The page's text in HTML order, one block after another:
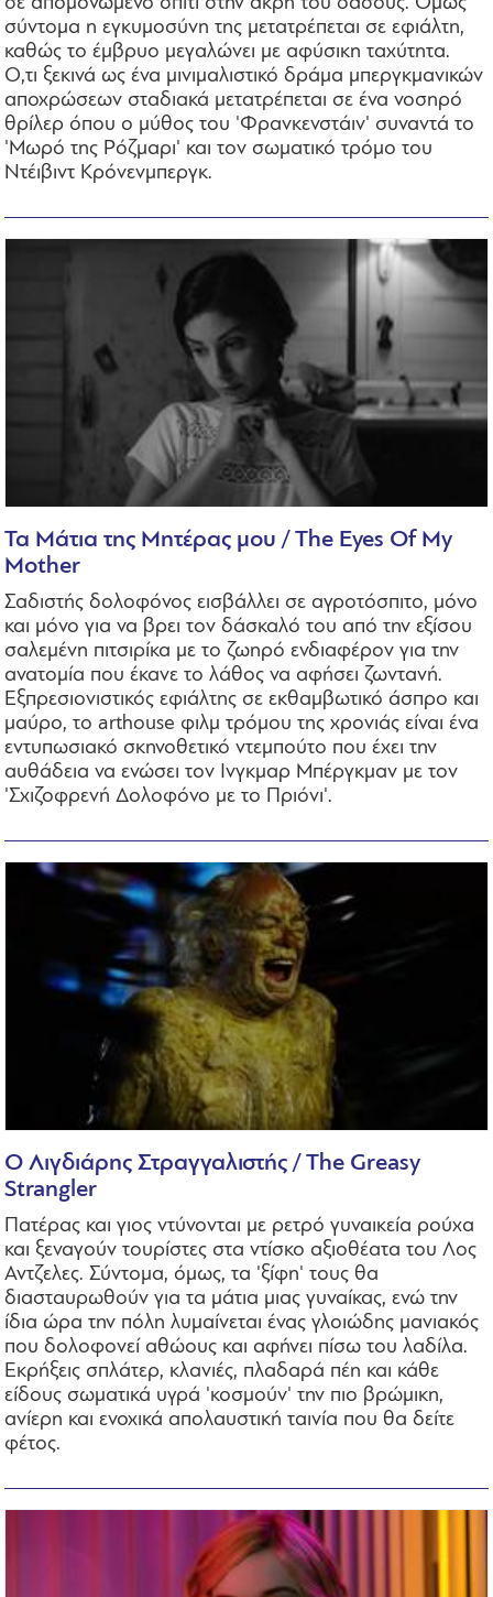
σε απομονωμένο σπίτι στην άκρη του δάσους. Ομως
σύντομα η εγκυμοσύνη της μετατρέπεται σε εφιάλτη,
καθώς το έμβρυο μεγαλώνει με αφύσικη ταχύτητα.
Ο,τι ξεκινά ως ένα μινιμαλιστικό δράμα μπεργκμανικών
αποχρώσεων σταδιακά μετατρέπεται σε ένα νοσηρό
θρίλερ όπου ο μύθος του 'Φρανκενστάιν' συναντά το
'Μωρό της Ρόζμαρι' και τον σωματικό τρόμο του
Ντέιβιντ Κρόνενμπεργκ.
Τα Μάτια της Μητέρας μου / The Eyes Of My
Mother
Σαδιστής δολοφόνος εισβάλλει σε αγροτόσπιτο, μόνο
και μόνο για να βρει τον δάσκαλό του από την εξίσου
σαλεμένη πιτσιρίκα με το ζωηρό ενδιαφέρον για την
ανατομία που έκανε το λάθος να αφήσει ζωντανή.
Εξπρεσιονιστικός εφιάλτης σε εκθαμβωτικό άσπρο και
μαύρο, το arthouse φιλμ τρόμου της χρονιάς είναι ένα
εντυπωσιακό σκηνοθετικό ντεμπούτο που έχει την
αυθάδεια να ενώσει τον Ινγκμαρ Μπέργκμαν με τον
'Σχιζοφρενή Δολοφόνο με το Πριόνι'.
Ο Λιγδιάρης Στραγγαλιστής / The Greasy
Strangler
Πατέρας και γιος ντύνονται με ρετρό γυναικεία ρούχα
και ξεναγούν τουρίστες στα ντίσκο αξιοθέατα του Λος
Αντζελες. Σύντομα, όμως, τα 'ξίφη' τους θα
διασταυρωθούν για τα μάτια μιας γυναίκας, ενώ την
ίδια ώρα την πόλη λυμαίνεται ένας γλοιώδης μανιακός
που δολοφονεί αθώους και αφήνει πίσω του λαδίλα.
Εκρήξεις σπλάτερ, κλανιές, πλαδαρά πέη και κάθε
είδους σωματικά υγρά 'κοσμούν' την πιο βρώμικη,
ανίερη και ενοχικά απολαυστική ταινία που θα δείτε
φέτος.